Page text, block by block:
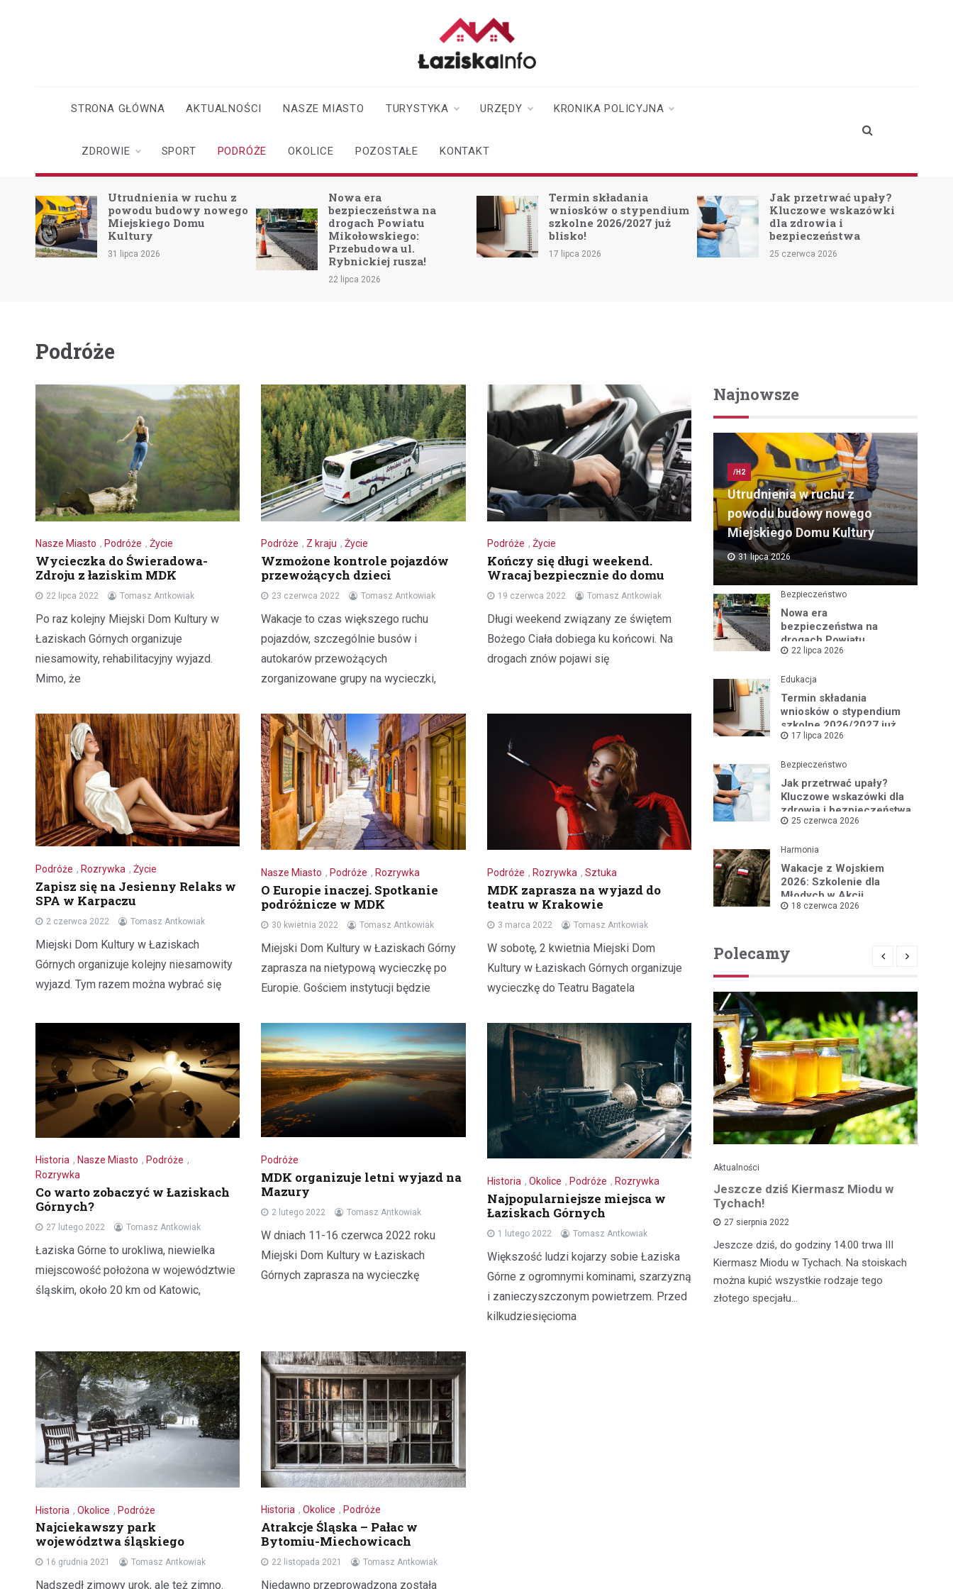
STRONA GŁÓWNA AKTUALNOŚCI NASZE MIASTO TURYSTYKA URZĘDY KRONIKA POLICYJNA
ZDROWIE SPORT PODRÓŻE OKOLICE POZOSTAŁE KONTAKT
w ruchu z
budowy nowego
Domu
Nowa era
bezpieczeństwa na
drogach Powiatu
Mikołowskiego:
Przebudowa ul.
Rybnickiej rusza!
Termin składania
wniosków o stypendium
szkolne 2026/2027 już
Jak przetrwać upały?
Kluczowe wskazówki
dla zdrowia i
bezpieczeństwa
25 czerwca 2026
Wakacje z
2026:
Podróże
Nasze Miasto , Podróże , Życie
Wycieczka do Świeradowa-
Zdroju z łaziskim MDK
22 lipca 2022 Tomasz Antkowiak
Po raz kolejny Miejski Dom Kultury w
Łaziskach Górnych organizuje
niesamowity, rehabilitacyjny wyjazd.
Mimo, że
Podróże , Z kraju ,Życie
Wzmożone kontrole pojazdów
przewożących dzieci
23 czerwca 2022 Tomasz Antkowiak
Wakacje to czas większego ruchu
pojazdów, szczególnie busów i
autokarów przewożących
zorganizowane grupy na wycieczki,
Podróże , Życie
Kończy się długi weekend.
Wracaj bezpiecznie do domu
19 czerwca 2022 Tomasz Antkowiak
Długi weekend związany ze świętem
Bożego Ciała dobiega ku końcowi. Na
drogach znów pojawi się
Podróże , Rozrywka , Życie
Zapisz się na Jesienny Relaks w
SPA w Karpaczu
2 czerwca 2022 Tomasz Antkowiak
Miejski Dom Kultury w Łaziskach
Górnych organizuje kolejny niesamowity
wyjazd. Tym razem można wybrać się
Nasze Miasto ,Podróże ,Rozrywka
O Europie inaczej. Spotkanie
podróżnicze w MDK
30 kwietnia 2022 Tomasz Antkowiak
Miejski Dom Kultury w Łaziskach Górny
zaprasza na nietypową wycieczkę po
Europie. Gościem instytucji będzie
Podróże , Rozrywka , Sztuka
MDK zaprasza na wyjazd do
teatru w Krakowie
3 marca 2022 Tomasz Antkowiak
W sobotę, 2 kwietnia Miejski Dom
Kultury w Łaziskach Górnych organizuje
wycieczkę do Teatru Bagatela
Historia , Nasze Miasto , Podróże ,
Rozrywka
Co warto zobaczyć w Łaziskach
Górnych?
27 lutego 2022 Tomasz Antkowiak
Łaziska Górne to urokliwa, niewielka
miejscowość położona w województwie
śląskim, około 20 km od Katowic,
Podróże
MDK organizuje letni wyjazd na
Mazury
2 lutego 2022 Tomasz Antkowiak
W dniach 11-16 czerwca 2022 roku
Miejski Dom Kultury w Łaziskach
Górnych zaprasza na wycieczkę
Historia , Okolice , Podróże , Rozrywka
Najpopularniejsze miejsca w
Łaziskach Górnych
1 lutego 2022 Tomasz Antkowiak
Większość ludzi kojarzy sobie Łaziska
Górne z ogromnymi kominami, szarzyzną
i zanieczyszczonym powietrzem. Przed
kilkudziesięcioma
Historia , Okolice , Podróże
Najciekawszy park
województwa śląskiego
16 grudnia 2021 Tomasz Antkowiak
Nadszedł zimowy urok, ale też zimno.
Historia ,Okolice , Podróże
Atrakcje Śląska – Pałac w
Bytomiu-Miechowicach
22 listopada 2021 Tomasz Antkowiak
Niedawno przeprowadzona została
Najnowsze
/H2
Utrudnienia w ruchu z
powodu budowy nowego
Miejskiego Domu Kultury
31 lipca 2026
Bezpieczeństwo
Nowa era
bezpieczeństwa na
drogach Powiatu
Mikołowskiego:
Rybnickiej rusza!
22 lipca 2026
Edukacja
Termin składania
wniosków o stypendium
szkolne 2026/2027 już
blisko!
17 lipca 2026
Bezpieczeństwo
Jak przetrwać upały?
Kluczowe wskazówki dla
zdrowia i bezpieczeństwa
25 czerwca 2026
Harmonia
Wakacje z Wojskiem
2026: Szkolenie dla
Młodych w Akcji
18 czerwca 2026
Polecamy
Czy wiesz jak przygotować
prawdziwy wigilijny barszcz?
lub pierogami to tradycyjna potrawa na
polskim, wigilijnym stole. Warto wiedzieć jak
odpowiednio przygotować barszcz,…
Aktualności
Jeszcze dziś Kiermasz Miodu w
Tychach!
27 sierpnia 2022
Jeszcze dziś, do godziny 14.00 trwa III
Kiermasz Miodu w Tychach. Na stoiskach
można kupić wszystkie rodzaje tego
złotego specjału…